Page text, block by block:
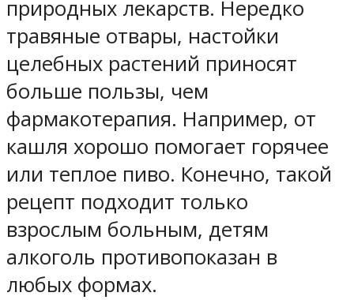
природных лекарств. Нередко
травяные отвары, настойки
целебных растений приносят
больше пользы, чем
фармакотерапия. Например, от
кашля хорошо помогает горячее
или теплое пиво. Конечно, такой
рецепт подходит только
взрослым больным, детям
алкоголь противопоказан в
любых формах.